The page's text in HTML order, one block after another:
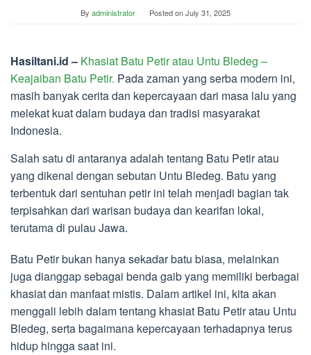
By administrator Posted onJuly 31, 2025
Hasiltani.id – Khasiat Batu Petir atau Untu Bledeg –
Keajaiban Batu Petir. Pada zaman yang serba modern ini,
masih banyak cerita dan kepercayaan dari masa lalu yang
melekat kuat dalam budaya dan tradisi masyarakat
Indonesia.
Salah satu di antaranya adalah tentang Batu Petir atau
yang dikenal dengan sebutan Untu Bledeg. Batu yang
terbentuk dari sentuhan petir ini telah menjadi bagian tak
terpisahkan dari warisan budaya dan kearifan lokal,
terutama di pulau Jawa.
Batu Petir bukan hanya sekadar batu biasa, melainkan
juga dianggap sebagai benda gaib yang memiliki berbagai
khasiat dan manfaat mistis. Dalam artikel ini, kita akan
menggali lebih dalam tentang khasiat Batu Petir atau Untu
Bledeg, serta bagaimana kepercayaan terhadapnya terus
hidup hingga saat ini.